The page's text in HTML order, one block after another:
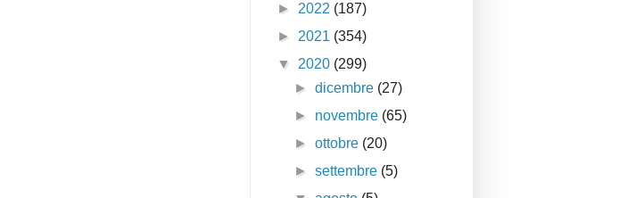
► 2022 (187)
► 2021 (354)
▼ 2020 (299)
►dicembre (27)
► novembre (65)
►ottobre (20)
►settembre (5)